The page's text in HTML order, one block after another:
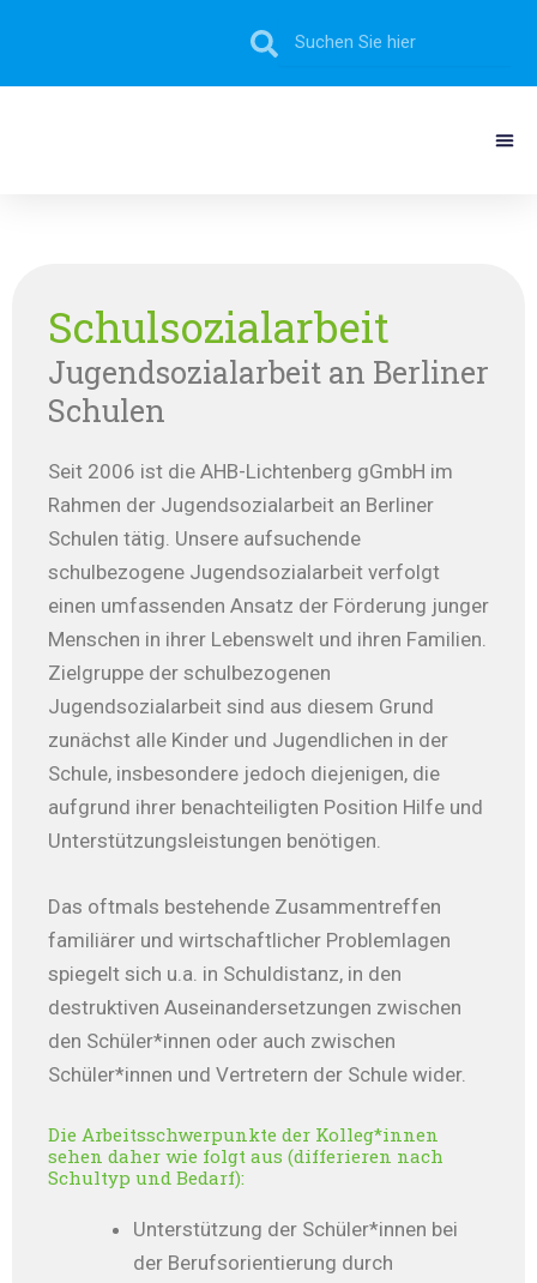
springen
Suche Suche
Schulsozialarbeit
Jugendsozialarbeit an Berliner
Schulen
Seit 2006 ist die AHB-Lichtenberg gGmbH im
Rahmen der Jugendsozialarbeit an Berliner
Schulen tätig. Unsere aufsuchende
schulbezogene Jugendsozialarbeit verfolgt
einen umfassenden Ansatz der Förderung junger
Menschen in ihrer Lebenswelt und ihren Familien.
Zielgruppe der schulbezogenen
Jugendsozialarbeit sind aus diesem Grund
zunächst alle Kinder und Jugendlichen in der
Schule, insbesondere jedoch diejenigen, die
aufgrund ihrer benachteiligten Position Hilfe und
Unterstützungsleistungen benötigen.
Das oftmals bestehende Zusammentreffen
familiärer und wirtschaftlicher Problemlagen
spiegelt sich u.a. in Schuldistanz, in den
destruktiven Auseinandersetzungen zwischen
den Schüler*innen oder auch zwischen
Schüler*innen und Vertretern der Schule wider.
Die Arbeitsschwerpunkte der Kolleg*innen
sehen daher wie folgt aus (differieren nach
Schultyp und Bedarf):
Unterstützung der Schüler*innen bei
der Berufsorientierung durch